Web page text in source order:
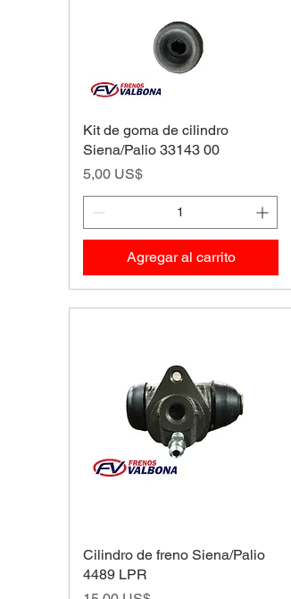
Kit de goma de cilindro
Siena/Palio 33143 00
Precio
5,00 US$
Agregar al carrito
Cilindro de freno Siena/Palio
4489 LPR